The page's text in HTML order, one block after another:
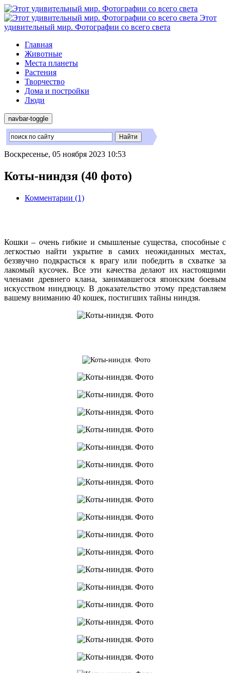
Этот
удивительный мир. Фотографии со всего света
Главная
Животные
Места планеты
Растения
Творчество
Дома и постройки
Люди
navbar-toggle
Воскресенье, 05 ноября 2023 10:53
Коты-ниндзя (40 фото)
Комментарии (1)
Кошки – очень гибкие и смышленые существа, способные с
легкостью найти укрытие в самих неожиданных местах,
беззвучно подкрасться к врагу или победить в схватке за
лакомый кусочек. Все эти качества делают их настоящими
членами древнего клана, занимавшегося японским боевым
искусством ниндзюцу. В доказательство этому представляем
вашему вниманию 40 кошек, постигших тайны ниндзя.